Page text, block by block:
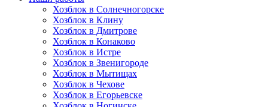
Хозблок в Солнечногорске
Хозблок в Клину
Хозблок в Дмитрове
Хозблок в Конаково
Хозблок в Истре
Хозблок в Звенигороде
Хозблок в Мытищах
Хозблок в Чехове
Хозблок в Егорьевске